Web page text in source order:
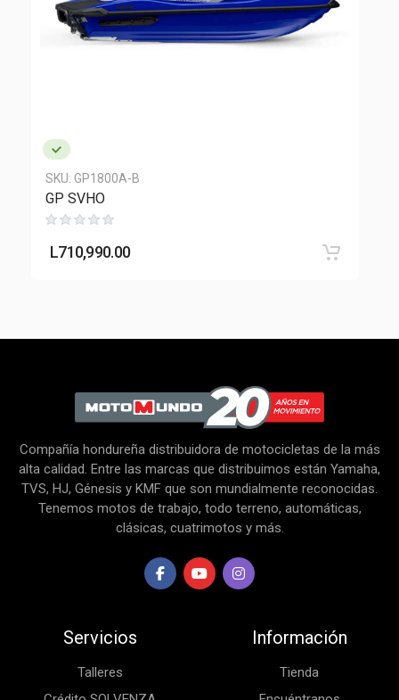
SKU: GP1800A-B
GP SVHO
L710,990.00
Compañía hondureña distribuidora de motocicletas de la más
alta calidad. Entre las marcas que distribuimos están Yamaha,
TVS, HJ, Génesis y KMF que son mundialmente reconocidas.
Tenemos motos de trabajo, todo terreno, automáticas,
clásicas, cuatrimotos y más.
Servicios
Talleres
Información
Tienda